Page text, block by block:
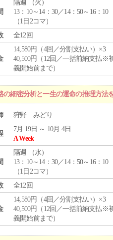
隔週 （火 ）
13：10～14：30／14：50～16：10
（1日2コマ）
全12回
14,580円（4回／分割支払い）×3
40,500円（12回／一括前納支払※
義開始前まで）
細密分析と一生の運命の推理方法
狩野 みどり
7月 19日 ～ 10月 4日
A Week
隔週 （水）
13：10～14：30／14：50～16：10
（1日2コマ）
全12回
14,580円（4回／分割支払い）×3
40,500円（12回／一括前納支払※
義開始前まで）